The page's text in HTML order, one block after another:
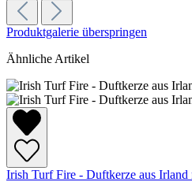
Produktgalerie überspringen
Ähnliche Artikel
Irish Turf Fire - Duftkerze aus Irland